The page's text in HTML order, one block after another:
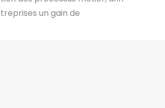
un gain de